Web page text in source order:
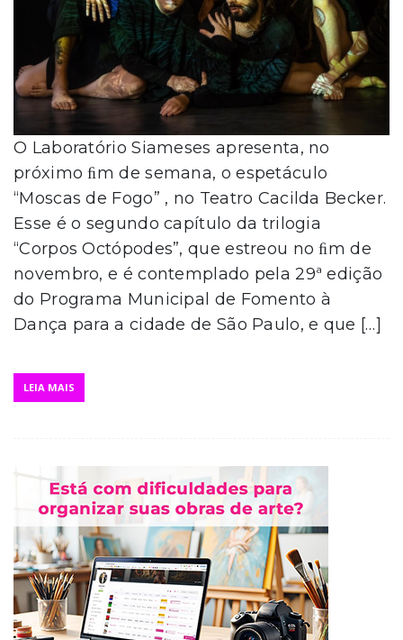
O Laboratório Siameses apresenta, no
próximo ﬁm de semana, o espetáculo
“Moscas de Fogo” , no Teatro Cacilda Becker.
Esse é o segundo capítulo da trilogia
“Corpos Octópodes”, que estreou no ﬁm de
novembro, e é contemplado pela 29ª edição
do Programa Municipal de Fomento à
Dança para a cidade de São Paulo, e que […]
LEIA MAIS